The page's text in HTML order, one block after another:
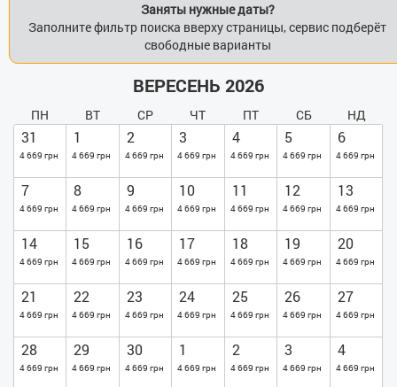
Заняты нужные даты?
Заполните фильтр поиска вверху страницы, сервис подберёт
свободные варианты
ВЕРЕСЕНЬ 2026
ПН ВТ СР ЧТ ПТ СБ НД
31
4 669 грн
1
4 669 грн
2
4 669 грн
3
4 669 грн
4
4 669 грн
5
4 669 грн
6
4 669 грн
7
4 669 грн
8
4 669 грн
9
4 669 грн
10
4 669 грн
11
4 669 грн
12
4 669 грн
13
4 669 грн
14
4 669 грн
15
4 669 грн
16
4 669 грн
17
4 669 грн
18
4 669 грн
19
4 669 грн
20
4 669 грн
21
4 669 грн
22
4 669 грн
23
4 669 грн
24
4 669 грн
25
4 669 грн
26
4 669 грн
27
4 669 грн
28
4 669 грн
29
4 669 грн
30
4 669 грн
1
4 669 грн
2
4 669 грн
3
4 669 грн
4
4 669 грн